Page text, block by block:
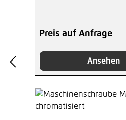
Preis auf Anfrage
Ansehen